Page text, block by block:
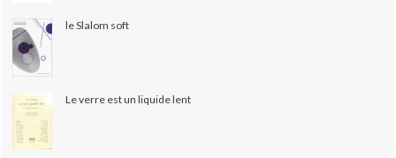
le Slalom soft
Le verre est un liquide lent